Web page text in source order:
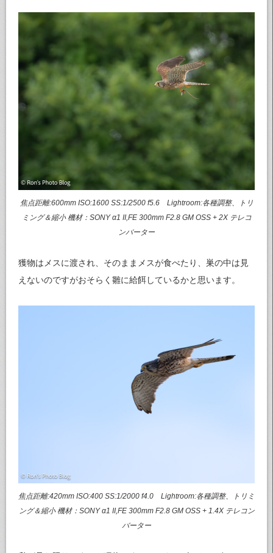
焦点距離:600mm ISO:1600 SS:1/2500 f5.6 Lightroom:各種調整、トリ
ミング＆縮小 機材：SONY α1 II,FE 300mm F2.8 GM OSS + 2X テレコ
ンバーター
獲物はメスに渡され、そのままメスが食べたり、巣の中は見
えないのですがおそらく雛に給餌しているかと思います。
焦点距離:420mm ISO:400 SS:1/2000 f4.0 Lightroom:各種調整、トリミ
ング＆縮小 機材：SONY α1 II,FE 300mm F2.8 GM OSS + 1.4X テレコン
バーター